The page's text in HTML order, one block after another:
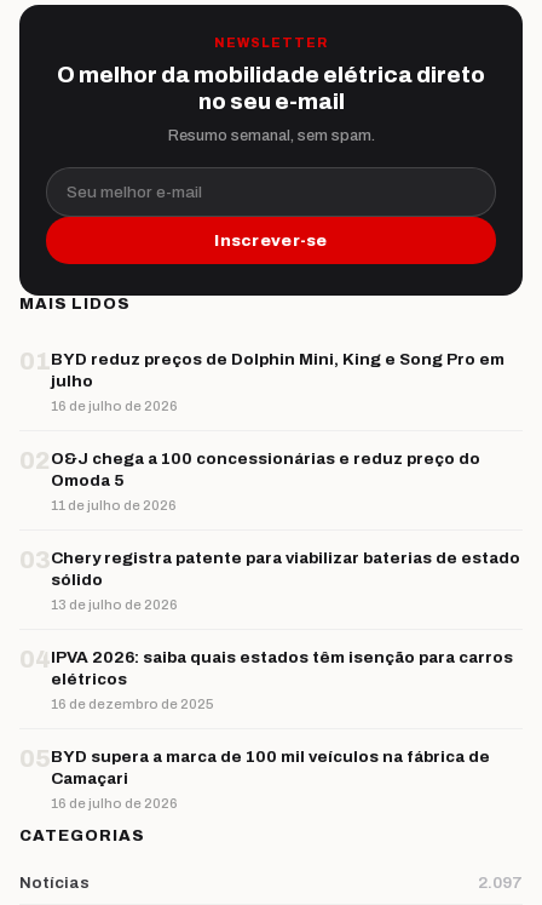
NEWSLETTER
O melhor da mobilidade elétrica direto
no seu e-mail
Resumo semanal, sem spam.
Seu melhor e-mail
Inscrever-se
MAIS LIDOS
01BYD reduz preços de Dolphin Mini, King e Song Pro em
julho
16 de julho de 2026
02 O&J chega a 100 concessionárias e reduz preço do
Omoda 5
11 de julho de 2026
03Chery registra patente para viabilizar baterias de estado
sólido
13 de julho de 2026
04IPVA 2026: saiba quais estados têm isenção para carros
elétricos
16 de dezembro de 2025
05BYD supera a marca de 100 mil veículos na fábrica de
Camaçari
16 de julho de 2026
CATEGORIAS
Notícias 2.097